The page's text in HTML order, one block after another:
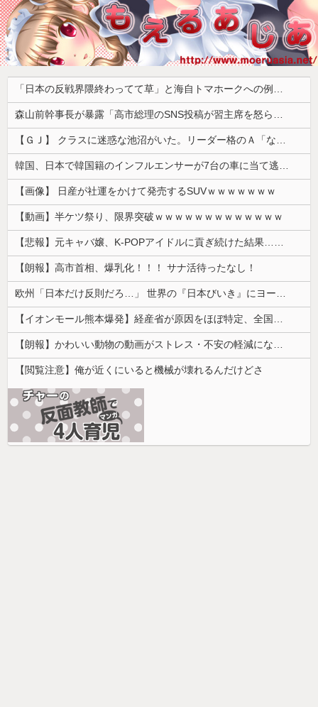
「日本の反戦界隈終わってて草」と海自トマホークへの例の界隈の反応が話題に、今になって存在に気付いてしまった結果……
森山前幹事長が暴露「高市総理のSNS投稿が習主席を怒らせた」 「その投稿が中国側（習近平主席）を怒らせ、日中関係をこじらせる大きなきっかけになった」
【ＧＪ】 クラスに迷惑な池沼がいた。リーダー格のＡ「なんで支援学級に入れないんですか？」先生「背の高い低いと同じで、これも個性なの！差別は...
韓国、日本で韓国籍のインフルエンサーが7台の車に当て逃げして逮捕されたのに「また日本は嫌韓しようとしている」と決めつけて責任転嫁
【画像】 日産が社運をかけて発売するSUVｗｗｗｗｗｗｗ
【動画】半ケツ祭り、限界突破ｗｗｗｗｗｗｗｗｗｗｗｗｗ
【悲報】元キャバ嬢、K-POPアイドルに貢ぎ続けた結果……
【朗報】高市首相、爆乳化！！！ サナ活待ったなし！
欧州「日本だけ反則だろ…」 世界の『日本びいき』にヨーロッパ全土から不満の声
【イオンモール熊本爆発】経産省が原因をほぼ特定、全国の大規模施設でガス供給設備の点検要請にまで発展する事態に・・・
【朗報】かわいい動物の動画がストレス・不安の軽減になる可能性。英大学の研究で実証
【閲覧注意】俺が近くにいると機械が壊れるんだけどさ